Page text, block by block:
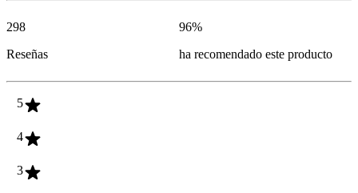
298
Reseñas
96%
ha recomendado este producto
5
4
3